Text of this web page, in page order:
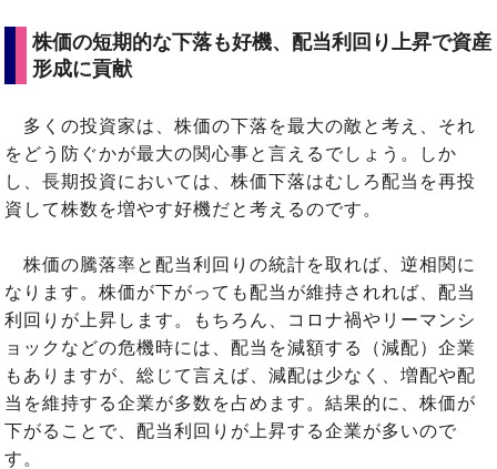
株価の短期的な下落も好機、配当利回り上昇で資産
形成に貢献
多くの投資家は、株価の下落を最大の敵と考え、それ
をどう防ぐかが最大の関心事と言えるでしょう。しか
し、長期投資においては、株価下落はむしろ配当を再投
資して株数を増やす好機だと考えるのです。
株価の騰落率と配当利回りの統計を取れば、逆相関に
なります。株価が下がっても配当が維持されれば、配当
利回りが上昇します。もちろん、コロナ禍やリーマンシ
ョックなどの危機時には、配当を減額する（減配）企業
もありますが、総じて言えば、減配は少なく、増配や配
当を維持する企業が多数を占めます。結果的に、株価が
下がることで、配当利回りが上昇する企業が多いので
す。